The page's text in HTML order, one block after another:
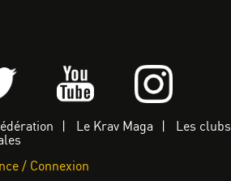
Le Krav Maga Les clubs
/ Connexion